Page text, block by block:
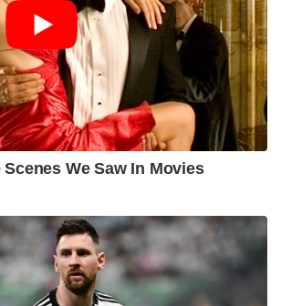
എത്ര മികച്ച പ്രകടനം
ഭാഗ്യം നിങ്ങളെ
ഭുവി പറഞ്ഞ് നിർത്തി.
ശുക്ല ബിസിസിഐ
തന്റെ ശ്രമങ്ങൾ
പോകില്ലെന്ന് ഭുവിക്ക് ഇപ്പോഴും
പ്രകടനം
അവഗണിക്കാൻ കഴിയില്ല.
നിങ്ങളുടെ 100
ശ്രദ്ധ കേന്ദ്രീകരിക്കുക.
സെലക്ടർമാരുടെ കാര്യമാണ്.